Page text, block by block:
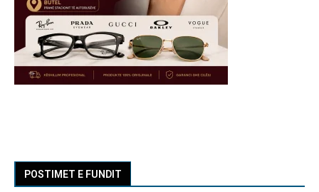
POSTIMET E FUNDIT